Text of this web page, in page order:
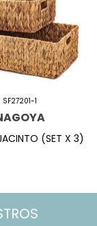
SF27201-1
(SET X 3)